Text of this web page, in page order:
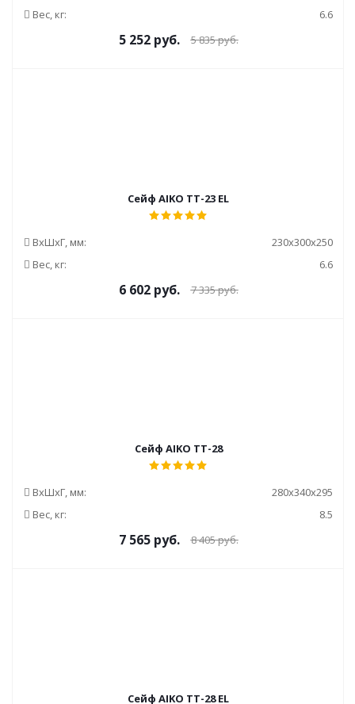
Вес, кг:
6.6
5 252руб. 5 835руб.
Сейф AIKO TT-23 EL
ВxШxГ, мм:
230x300x250
Вес, кг:
6.6
6 602руб. 7 335руб.
Сейф AIKO TT-28
ВxШxГ, мм:
280x340x295
Вес, кг:
8.5
7 565руб. 8 405руб.
Сейф AIKO TT-28 EL